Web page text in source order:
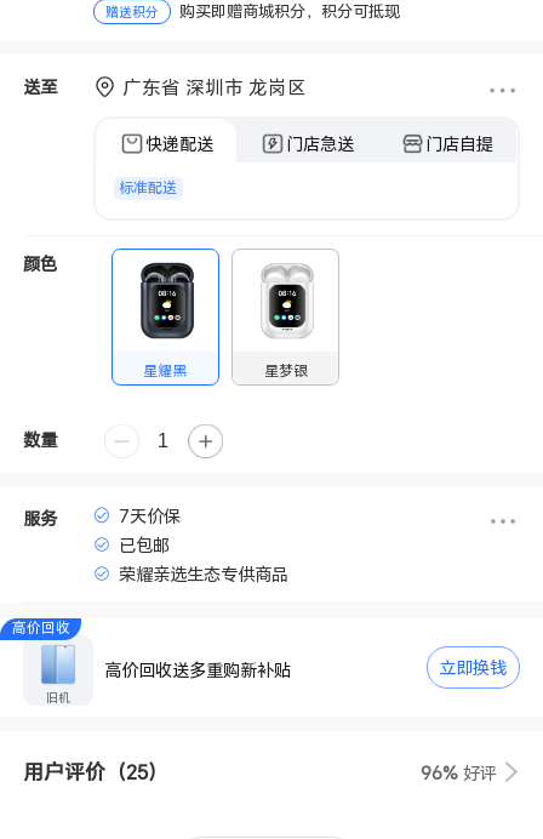
赠送积分 购买即赠商城积分，积分可抵现
送至 广东省 深圳市 龙岗区
快递配送 门店急送 门店自提
标准配送
颜色
星耀黑 星梦银
数量
服务
7天价保
已包邮
荣耀亲选生态专供商品
高价回收
旧机
高价回收送多重购新补贴 立即换钱
用户评价 （25） 96% 好评